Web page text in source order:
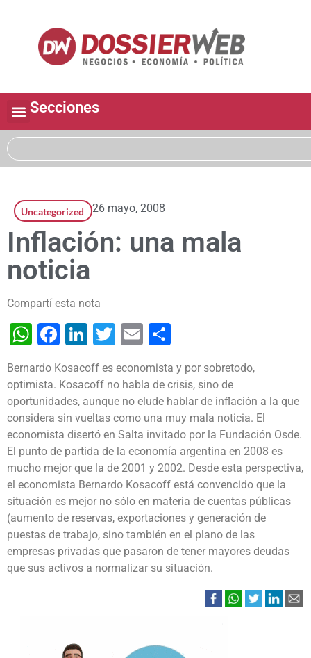
Secciones
Uncategorized 26 mayo, 2008
Inflación: una mala
noticia
Compartí esta nota
WhatsApp
Facebook
LinkedIn
Twitter
Email
Bernardo Kosacoff es economista y por sobretodo,
optimista. Kosacoff no habla de crisis, sino de
oportunidades, aunque no elude hablar de inflación a la que
considera sin vueltas como una muy mala noticia. El
economista disertó en Salta invitado por la Fundación Osde.
El punto de partida de la economía argentina en 2008 es
mucho mejor que la de 2001 y 2002. Desde esta perspectiva,
el economista Bernardo Kosacoff está convencido que la
situación es mejor no sólo en materia de cuentas públicas
(aumento de reservas, exportaciones y generación de
puestas de trabajo, sino también en el plano de las
empresas privadas que pasaron de tener mayores deudas
que sus activos a normalizar su situación.